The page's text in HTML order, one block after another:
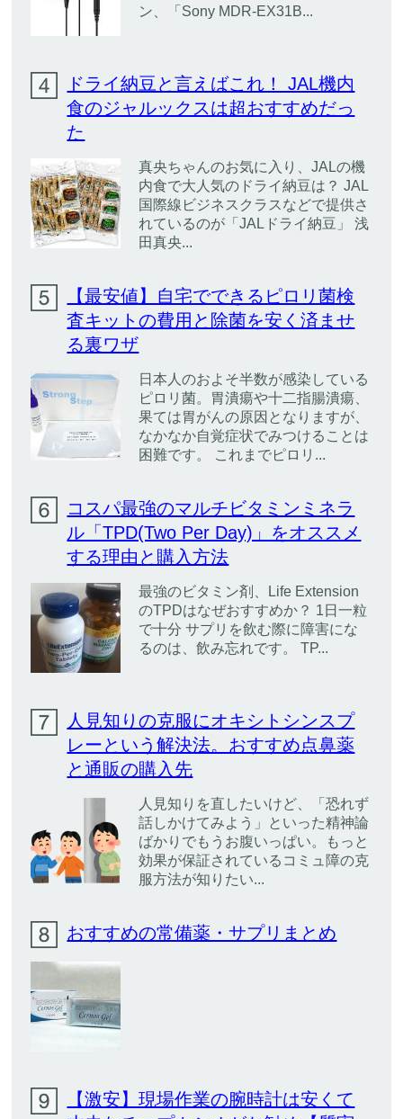
ン、「Sony MDR-EX31B...
ドライ納豆と言えばこれ！ JAL機内
食のジャルックスは超おすすめだっ
た
真央ちゃんのお気に入り、JALの機
内食で大人気のドライ納豆は？ JAL
国際線ビジネスクラスなどで提供さ
れているのが「JALドライ納豆」 浅
田真央...
【最安値】自宅でできるピロリ菌検
査キットの費用と除菌を安く済ませ
る裏ワザ
日本人のおよそ半数が感染している
ピロリ菌。胃潰瘍や十二指腸潰瘍、
果ては胃がんの原因となりますが、
なかなか自覚症状でみつけることは
困難です。 これまでピロリ...
コスパ最強のマルチビタミンミネラ
ル「TPD(Two Per Day)」をオススメ
する理由と購入方法
最強のビタミン剤、Life Extension
のTPDはなぜおすすめか？ 1日一粒
で十分 サプリを飲む際に障害にな
るのは、飲み忘れです。 TP...
人見知りの克服にオキシトシンスプ
レーという解決法。おすすめ点鼻薬
と通販の購入先
人見知りを直したいけど、「恐れず
話しかけてみよう」といった精神論
ばかりでもうお腹いっぱい。もっと
効果が保証されているコミュ障の克
服方法が知りたい...
おすすめの常備薬・サプリまとめ
【激安】現場作業の腕時計は安くて